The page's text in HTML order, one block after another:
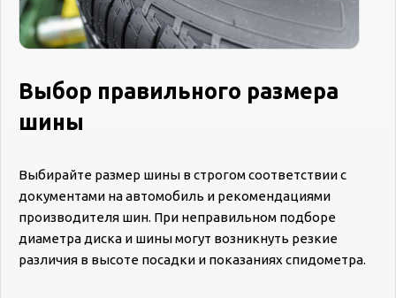
Выбор правильного размера
шины
Выбирайте размер шины в строгом соответствии с
документами на автомобиль и рекомендациями
производителя шин. При неправильном подборе
диаметра диска и шины могут возникнуть резкие
различия в высоте посадки и показаниях спидометра.